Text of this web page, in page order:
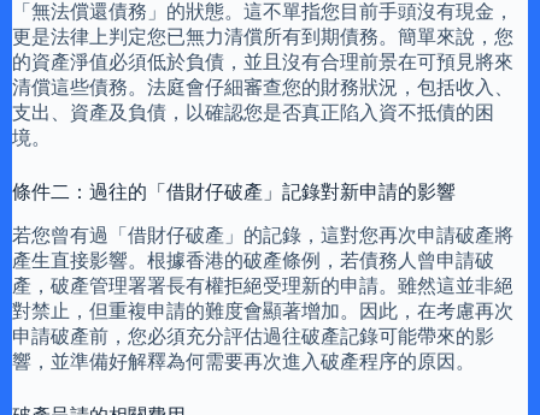
「無法償還債務」的狀態。這不單指您目前手頭沒有現金，
更是法律上判定您已無力清償所有到期債務。簡單來說，您
的資產淨值必須低於負債，並且沒有合理前景在可預見將來
清償這些債務。法庭會仔細審查您的財務狀況，包括收入、
支出、資產及負債，以確認您是否真正陷入資不抵債的困
境。
條件二：過往的「借財仔破產」記錄對新申請的影響
若您曾有過「借財仔破產」的記錄，這對您再次申請破產將
產生直接影響。根據香港的破產條例，若債務人曾申請破
產，破產管理署署長有權拒絕受理新的申請。雖然這並非絕
對禁止，但重複申請的難度會顯著增加。因此，在考慮再次
申請破產前，您必須充分評估過往破產記錄可能帶來的影
響，並準備好解釋為何需要再次進入破產程序的原因。